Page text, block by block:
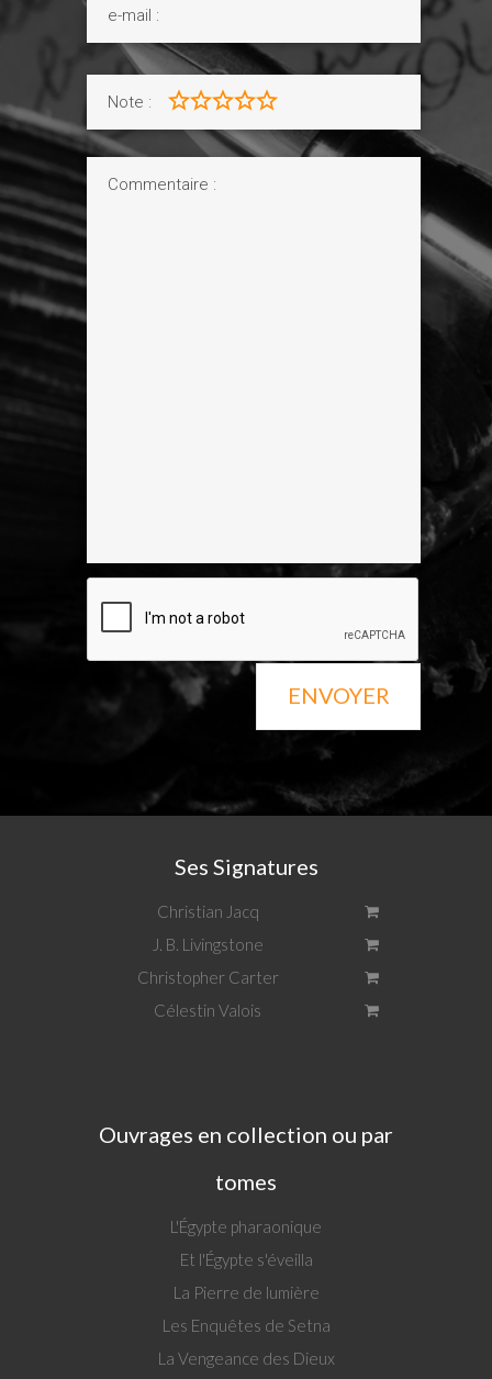
Note :
ENVOYER
Ses Signatures
Christian Jacq
J. B. Livingstone
Christopher Carter
Célestin Valois
Ouvrages en collection ou par
tomes
L'Égypte pharaonique
Et l'Égypte s'éveilla
La Pierre de lumière
Les Enquêtes de Setna
La Vengeance des Dieux